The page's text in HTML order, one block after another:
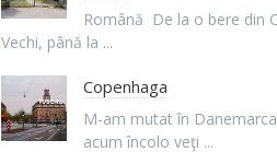
Română De la o bere din
Vechi, până la ...
Copenhaga
M-am mutat în
acum încolo veţi ...